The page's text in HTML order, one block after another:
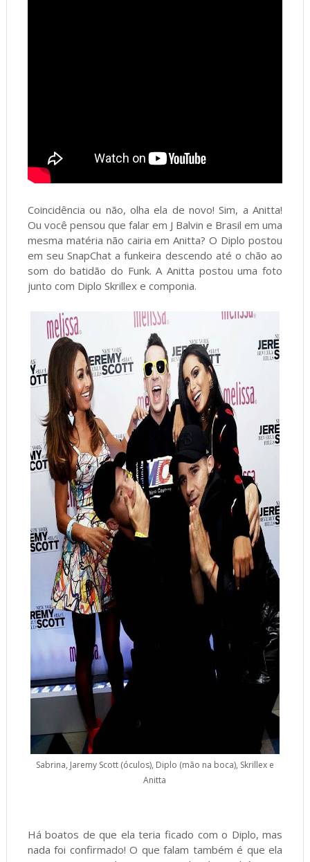
Coincidência ou não, olha ela de novo! Sim, a Anitta!
Ou você pensou que falar em J Balvin e Brasil em uma
mesma matéria não cairia em Anitta? O Diplo postou
em seu SnapChat a funkeira descendo até o chão ao
som do batidão do Funk. A Anitta postou uma foto
junto com Diplo Skrillex e componia.
Sabrina, Jaremy Scott (óculos), Diplo (mão na boca), Skrillex e
Anitta
Há boatos de que ela teria ficado com o Diplo, mas
nada foi confirmado! O que falam também é que ela